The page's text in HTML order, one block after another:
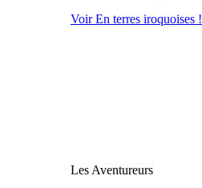
Voir En terres iroquoises !
Les Aventureurs